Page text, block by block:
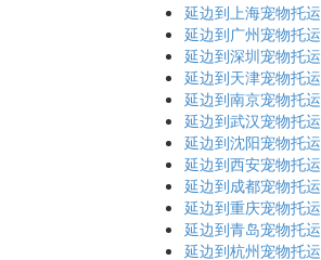
延边到上海宠物托运
延边到广州宠物托运
延边到深圳宠物托运
延边到天津宠物托运
延边到南京宠物托运
延边到武汉宠物托运
延边到沈阳宠物托运
延边到西安宠物托运
延边到成都宠物托运
延边到重庆宠物托运
延边到青岛宠物托运
延边到杭州宠物托运